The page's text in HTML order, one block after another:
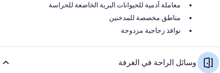
معاملة آدمية للحيوانات البرية الخاضعة للحراسة
مناطق مخصصة للمدخنين
نوافذ زجاجية مزدوجة
وسائل الراحة في الغرفة